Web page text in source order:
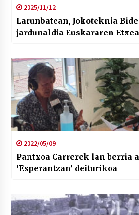
2025/11/12
Larunbatean, Jokoteknia
jardunaldia Euskararen
2022/05/09
Pantxoa Carrerek lan berria
‘Esperantzan’ deiturikoa